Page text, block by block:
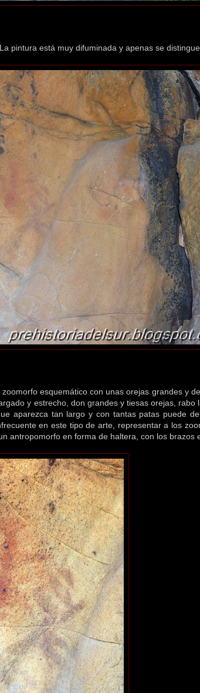
pintura está muy difuminada y apenas se
esquemático con unas orejas grandes y
y estrecho, don grandes y tiesas orejas, rabo
aparezca tan largo y con tantas patas puede
en este tipo de arte, representar a los
antropomorfo en forma de haltera, con los brazos